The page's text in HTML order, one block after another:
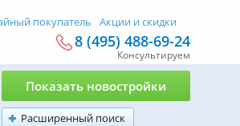
покупатель Акции и скидки
8 (495) 488-69-24
Консультируем
Расширенный поиск
Показать новостройки